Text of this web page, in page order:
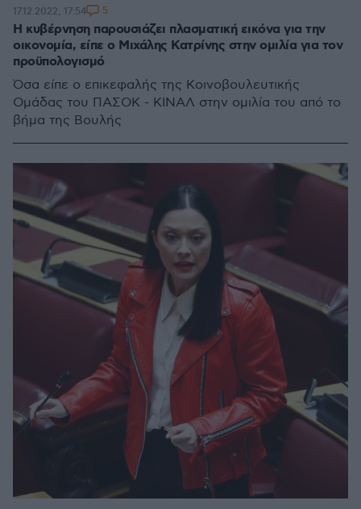
Η κυβέρνηση παρουσιάζει πλασματική εικόνα για την
οικονομία, είπε ο Μιχάλης Κατρίνης στην ομιλία για τον
προϋπολογισμό
Όσα είπε ο επικεφαλής της Κοινοβουλευτικής
Ομάδας του ΠΑΣΟΚ - ΚΙΝΑΛ στην ομιλία του από το
βήμα της Βουλής
17.12.2022, 17:54 5